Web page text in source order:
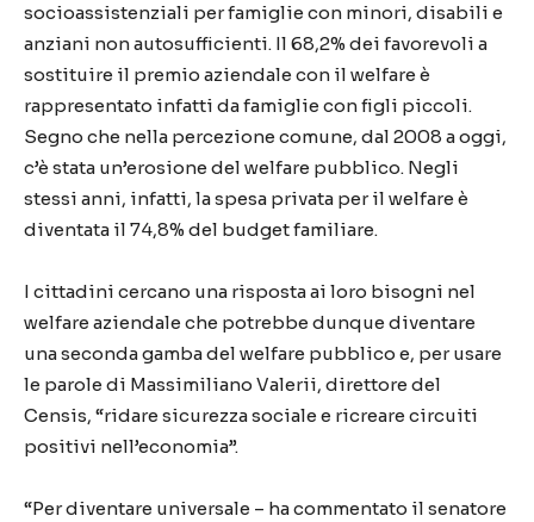
socioassistenziali per famiglie con minori, disabili e
anziani non autosufficienti. Il 68,2% dei favorevoli a
sostituire il premio aziendale con il welfare è
rappresentato infatti da famiglie con figli piccoli.
Segno che nella percezione comune, dal 2008 a oggi,
c’è stata un’erosione del welfare pubblico. Negli
stessi anni, infatti, la spesa privata per il welfare è
diventata il 74,8% del budget familiare.
I cittadini cercano una risposta ai loro bisogni nel
welfare aziendale che potrebbe dunque diventare
una seconda gamba del welfare pubblico e, per usare
le parole di Massimiliano Valerii, direttore del
Censis, “ridare sicurezza sociale e ricreare circuiti
positivi nell’economia”.
“Per diventare universale – ha commentato il senatore